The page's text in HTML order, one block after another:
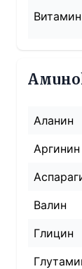
Аланин
Аргинин
Валин
Глицин